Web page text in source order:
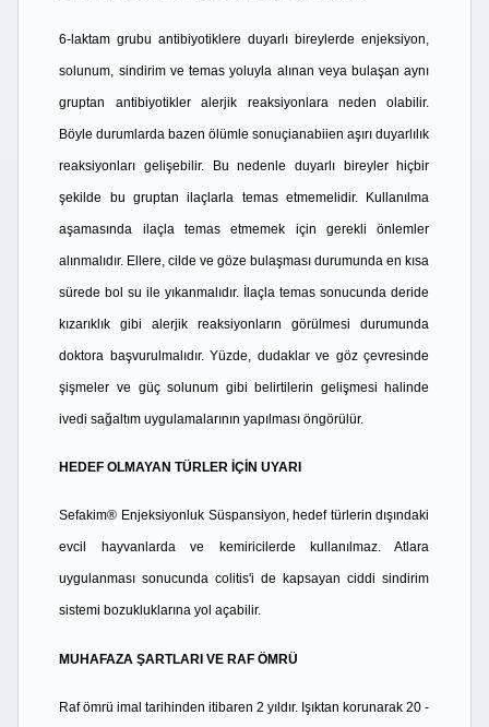
6-laktam grubu antibiyotiklere duyarlı bireylerde enjeksiyon,
solunum, sindirim ve temas yoluyla alınan veya bulaşan aynı
gruptan antibiyotikler alerjik reaksiyonlara neden olabilir.
Böyle durumlarda bazen ölümle sonuçianabiien aşırı duyarlılık
reaksiyonları gelişebilir. Bu nedenle duyarlı bireyler hiçbir
şekilde bu gruptan ilaçlarla temas etmemelidir. Kullanılma
aşamasında ilaçla temas etmemek için gerekli önlemler
alınmalıdır. Ellere, cilde ve göze bulaşması durumunda en kısa
sürede bol su ile yıkanmalıdır. İlaçla temas sonucunda deride
kızarıklık gibi alerjik reaksiyonların görülmesi durumunda
doktora başvurulmalıdır. Yüzde, dudaklar ve göz çevresinde
şişmeler ve güç solunum gibi belirtilerin gelişmesi halinde
ivedi sağaltım uygulamalarının yapılması öngörülür.
HEDEF OLMAYAN TÜRLER İÇİN UYARI
Sefakim® Enjeksiyonluk Süspansiyon, hedef türlerin dışındaki
evcil hayvanlarda ve kemiricilerde kullanılmaz. Atlara
uygulanması sonucunda colitis'i de kapsayan ciddi sindirim
sistemi bozukluklarına yol açabilir.
MUHAFAZA ŞARTLARI VE RAF ÖMRÜ
Raf ömrü imal tarihinden itibaren 2 yıldır. Işıktan korunarak 20 -